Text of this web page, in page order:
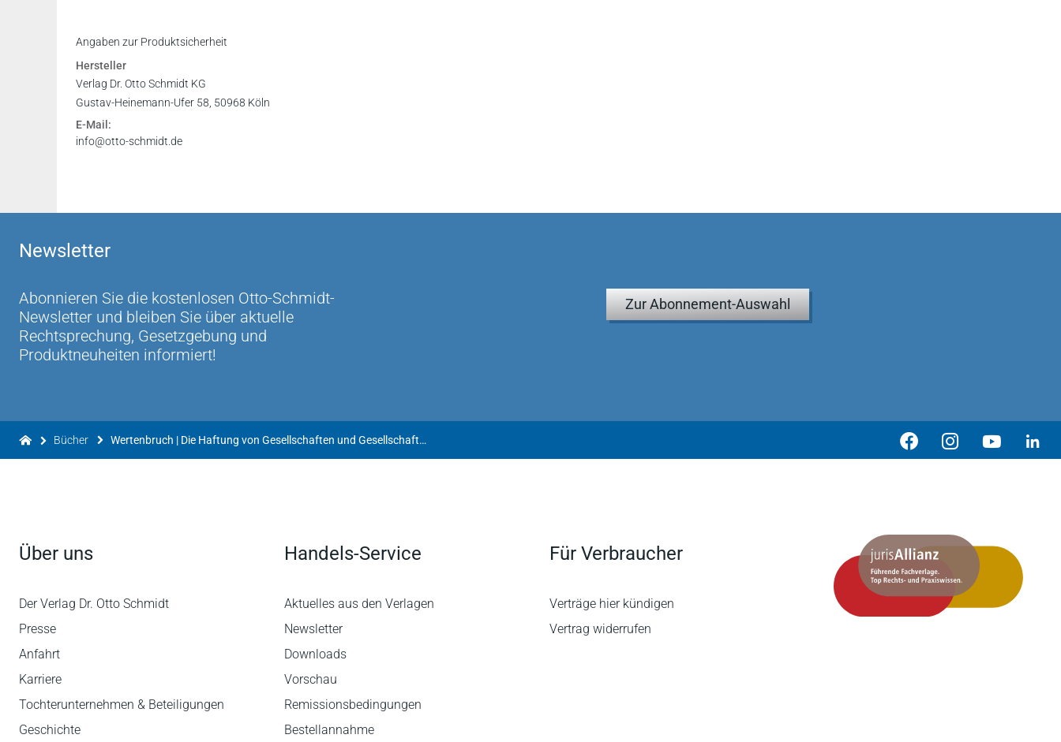
Angaben zur Produktsicherheit
Hersteller
Verlag Dr. Otto Schmidt KG
Gustav-Heinemann-Ufer 58, 50968 Köln
E-Mail:
info@otto-schmidt.de
Newsletter
Abonnieren Sie die kostenlosen Otto-Schmidt-
Newsletter und bleiben Sie über aktuelle
Rechtsprechung, Gesetzgebung und
Produktneuheiten informiert!
Zur Abonnement-Auswahl
Bücher Wertenbruch | Die Haftung von Gesellschaften und Gesellschaftsanteilen in der Zwangsvollstreckung
Über uns
Der Verlag Dr. Otto Schmidt
Presse
Anfahrt
Karriere
Tochterunternehmen & Beteiligungen
Geschichte
Handels-Service
Aktuelles aus den Verlagen
Newsletter
Downloads
Vorschau
Remissionsbedingungen
Bestellannahme
Für Verbraucher
Verträge hier kündigen
Vertrag widerrufen